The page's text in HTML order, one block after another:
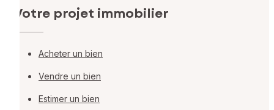
Votre projet immobilier
Acheter un bien
Vendre un bien
Estimer un bien